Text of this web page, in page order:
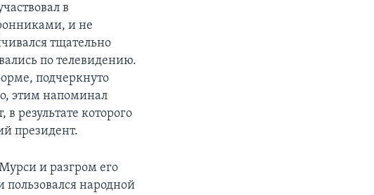
в
и не
тщательно
по телевидению.
подчеркнуто
этим напоминал
результате которого
президент.
и разгром его
народной